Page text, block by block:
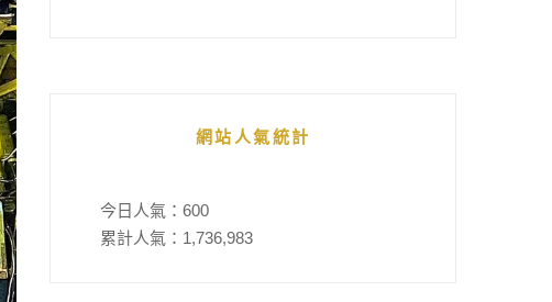
網站人氣統計
今日人氣： 600
累計人氣： 1,736,983